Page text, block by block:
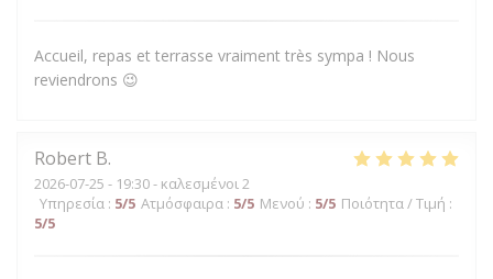
Accueil, repas et terrasse vraiment très sympa ! Nous
reviendrons 😉
Robert B
2026-07-25 - 19:30 - καλεσμένοι 2
Υπηρεσία : 5/5 Ατμόσφαιρα : 5/5 Μενού : 5/5 Ποιότητα / Τιμή :
5/5